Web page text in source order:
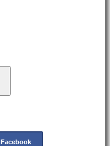
Facebook